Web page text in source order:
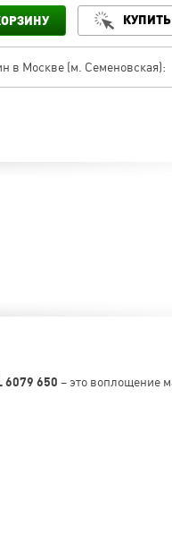
в Москве (м. Семеновская):
6079 650 – это воплощение